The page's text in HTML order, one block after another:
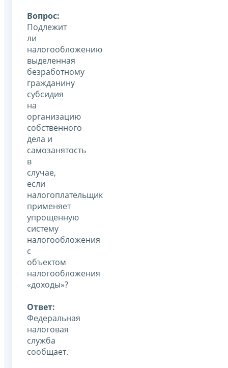
Вопрос:
Подлежит
ли
налогообложению
выделенная
безработному
гражданину
субсидия
на
организацию
собственного
дела и
самозанятость
в
случае,
если
налогоплательщик
применяет
упрощенную
систему
налогообложения
с
объектом
налогообложения
«доходы»?
Ответ:
Федеральная
налоговая
служба
сообщает.